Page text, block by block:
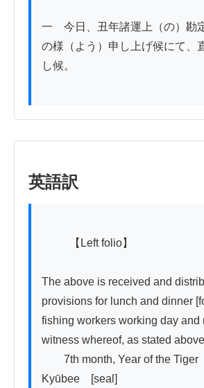
一　今日、丑年諸運上（の）勘
の様（よう）申し上げ候にて、
し候。
英語訳
The above is received and
provisions for lunch and dinner
fishing workers working day and
witness whereof, as stated
7th month, Year of the
Kyūbee　[seal]